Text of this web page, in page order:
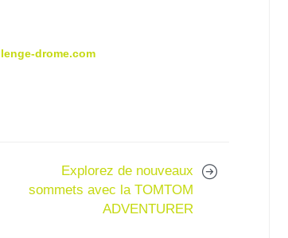
drome.com
Explorez de nouveaux
sommets avec la TOMTOM
ADVENTURER